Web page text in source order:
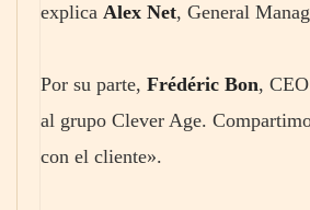
explica Alex Net, General
Por su parte, Frédéric Bon,
al grupo Clever Age.
con el cliente».